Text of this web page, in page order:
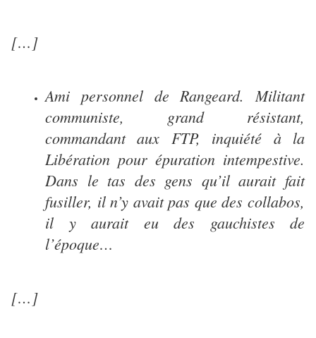
[…]
Ami personnel de Rangeard. Militant
communiste, grand résistant,
commandant aux FTP, inquiété à la
Libération pour épuration intempestive.
Dans le tas des gens qu’il aurait fait
fusiller, il n’y avait pas que des collabos,
il y aurait eu des gauchistes de
l’époque…
[…]